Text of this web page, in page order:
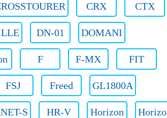
CRX CTX
DN-01 DOMANI
F F-MX FIT
FSJ Freed GL1800A
S HR-V Horizon